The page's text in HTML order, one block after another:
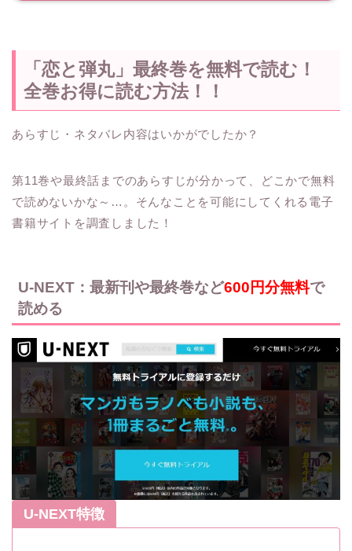
「恋と弾丸」最終巻を無料で読む！
全巻お得に読む方法！！
あらすじ・ネタバレ内容はいかがでしたか？
第11巻や最終話までのあらすじが分かって、
どこかで無料
で読めないかな～…。そんなことを可能にしてくれる電子
書籍サイトを調査しました！
U-NEXT：最新刊や最終巻など600円分無料で
読める
U-NEXT特徴